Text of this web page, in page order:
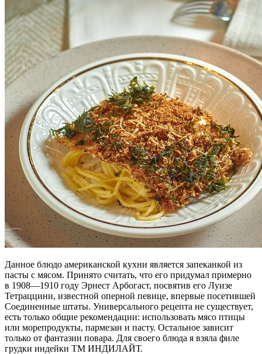
Данное блюдо американской кухни является запеканкой из
пасты с мясом. Принято считать, что его придумал примерно
в 1908—1910 году Эрнест Арбогаст, посвятив его Луизе
Тетраццини, известной оперной певице, впервые посетившей
Соединенные штаты. Универсального рецепта не существует,
есть только общие рекомендации: использовать мясо птицы
или морепродукты, пармезан и пасту. Остальное зависит
только от фантазии повара. Для своего блюда я взяла филе
грудки индейки ТМ ИНДИЛАЙТ.